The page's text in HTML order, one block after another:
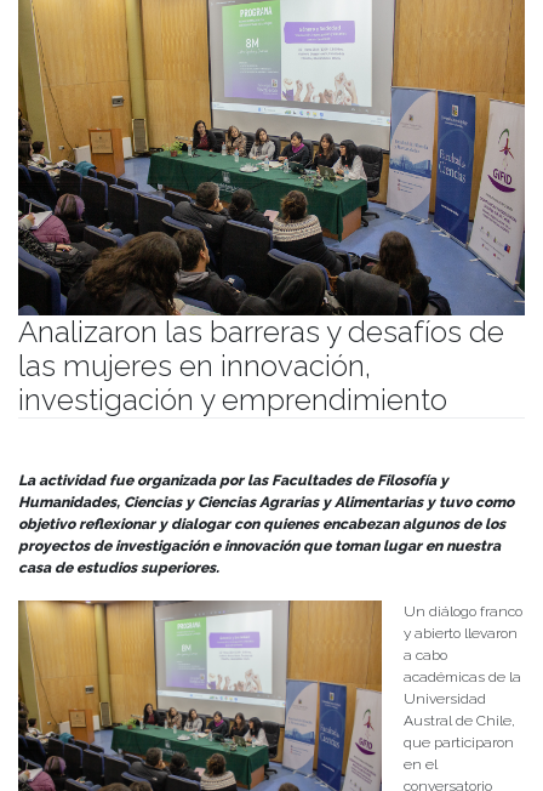
Analizaron las barreras y desafíos de
las mujeres en innovación,
investigación y emprendimiento
La actividad fue organizada por las Facultades de Filosofía y
Humanidades, Ciencias y Ciencias Agrarias y Alimentarias y tuvo como
objetivo reflexionar y dialogar con quienes encabezan algunos de los
proyectos de investigación e innovación que toman lugar en nuestra
casa de estudios superiores.
Un diálogo franco
y abierto llevaron
a cabo
académicas de la
Universidad
Austral de Chile,
que participaron
en el
conversatorio